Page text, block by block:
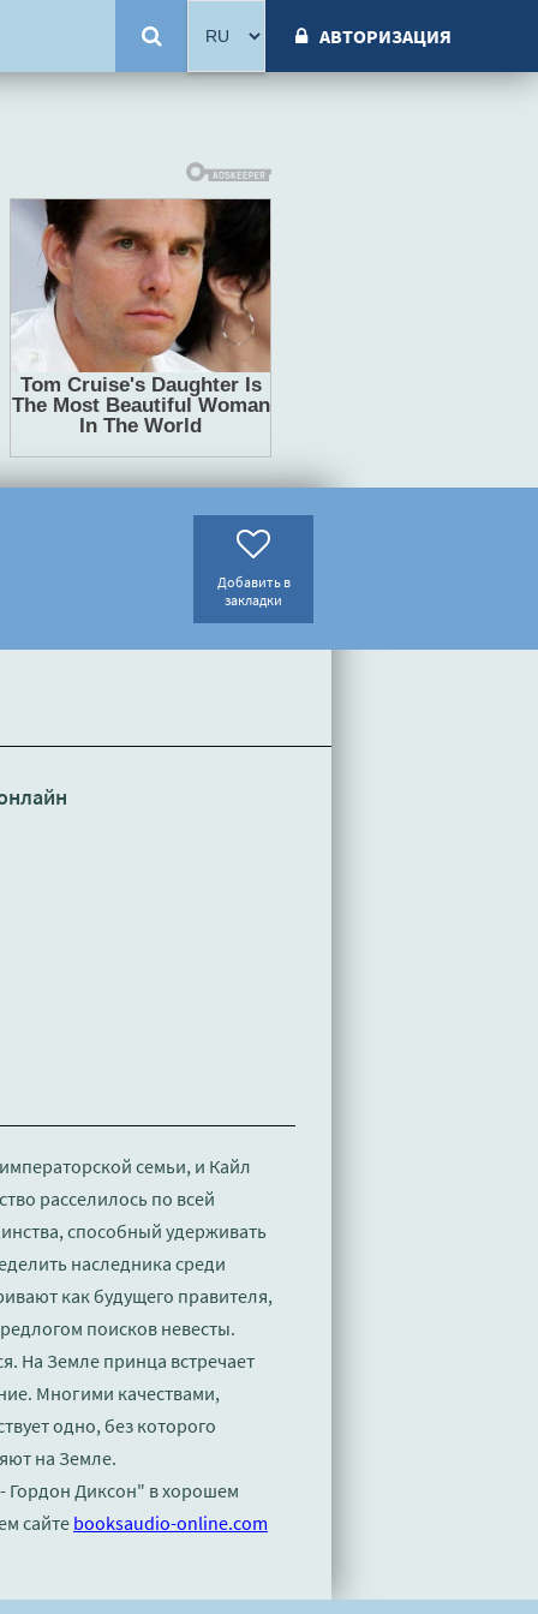
АВТОРИЗАЦИЯ
Добавить в
закладки
семьи, и Кайл
расселилось по всей
способный удерживать
наследника среди
как будущего правителя,
поисков невесты.
На Земле принца встречает
Многими качествами,
одно, без которого
на Земле.
Гордон Диксон" в хорошем
сайте booksaudio-online.com